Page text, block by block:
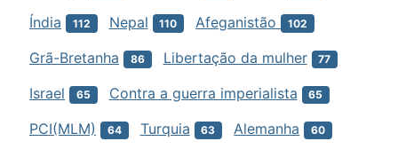
Índia 112 Nepal 110 Afeganistão 102
Grã-Bretanha 86 Libertação da mulher 77
Israel 65 Contra a guerra imperialista 65
PCI(MLM) 64 Turquia 63 Alemanha 60